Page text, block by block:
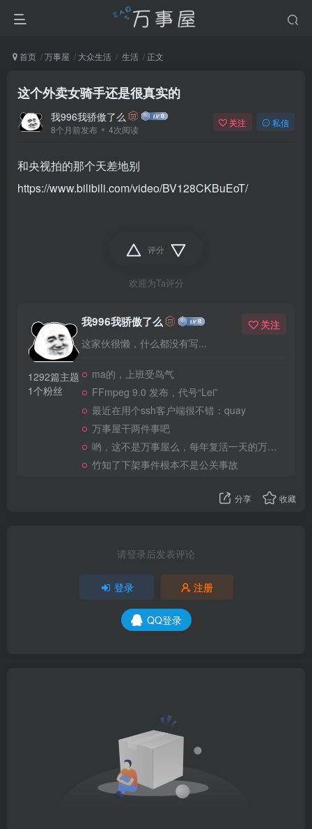
首页 万事屋 大众生活 生活 正文
这个外卖女骑手还是很真实的
我996我骄傲了么
8个月前发布 4次阅读
关注 私信
和央视拍的那个天差地别
https://www.bilibili.com/video/BV128CKBuEoT/
评分
欢迎为Ta评分
1292篇主题
1个粉丝
我996我骄傲了么
这家伙很懒，什么都没有写...
关注
ma的，上班受鸟气
FFmpeg 9.0 发布，代号“Lei”
最近在用个ssh客户端很不错：quay
万事屋干两件事吧
哟，这不是万事屋么，每年复活一天的万事屋
竹知了下架事件根本不是公关事故
分享 收藏
请登录后发表评论
登录 注册
QQ登录